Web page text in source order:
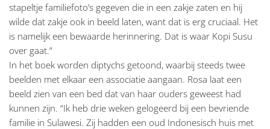
stapeltje familiefoto’s gegeven die in een zakje zaten en hij
wilde dat zakje ook in beeld laten, want dat is erg cruciaal. Het
is namelijk een bewaarde herinnering. Dat is waar Kopi Susu
over gaat.”
In het boek worden diptychs getoond, waarbij steeds twee
beelden met elkaar een associatie aangaan. Rosa laat een
beeld zien van een bed dat van haar ouders geweest had
kunnen zijn. “Ik heb drie weken gelogeerd bij een bevriende
familie in Sulawesi. Zij hadden een oud Indonesisch huis met